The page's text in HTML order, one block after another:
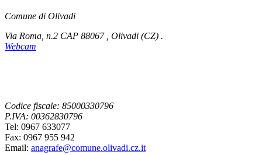
Comune di Olivadi
Via Roma, n.2 CAP 88067 , Olivadi (CZ) .
Webcam
Codice fiscale: 85000330796
P.IVA: 00362830796
Tel: 0967 633077
Fax: 0967 955 942
Email: anagrafe@comune.olivadi.cz.it